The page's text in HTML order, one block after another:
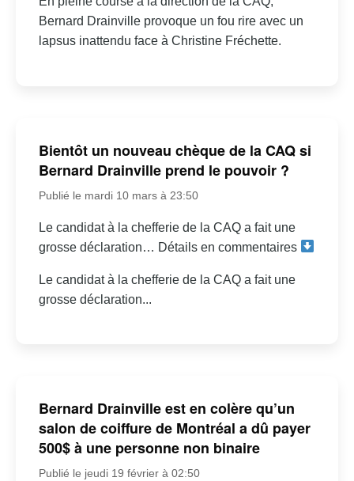
Bernard Drainville provoque un fou rire avec un
lapsus inattendu face à Christine Fréchette.
Bientôt un nouveau chèque de la CAQ si
Bernard Drainville prend le pouvoir ?
Publié le mardi 10 mars à 23:50
Le candidat à la chefferie de la CAQ a fait une
grosse déclaration… Détails en commentaires
Le candidat à la chefferie de la CAQ a fait une
grosse déclaration...
Bernard Drainville est en colère qu’un
salon de coiffure de Montréal a dû payer
500$ à une personne non binaire
Publié le jeudi 19 février à 02:50